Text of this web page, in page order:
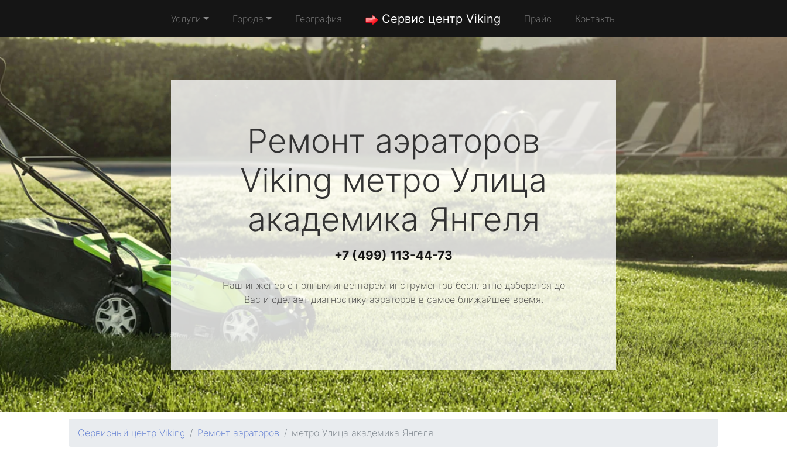
Услуги Города География Сервис центр Viking Прайс Контакты
Ремонт аэраторов
Vikingметро Улица
академика Янгеля
+7 (499) 113-44-73
Наш инженер с полным инвентарем инструментов бесплатно доберется до
Вас и сделает диагностику аэраторов в самое ближайшее время.
Сервисный центр Viking Ремонт аэраторов метро Улица академика Янгеля